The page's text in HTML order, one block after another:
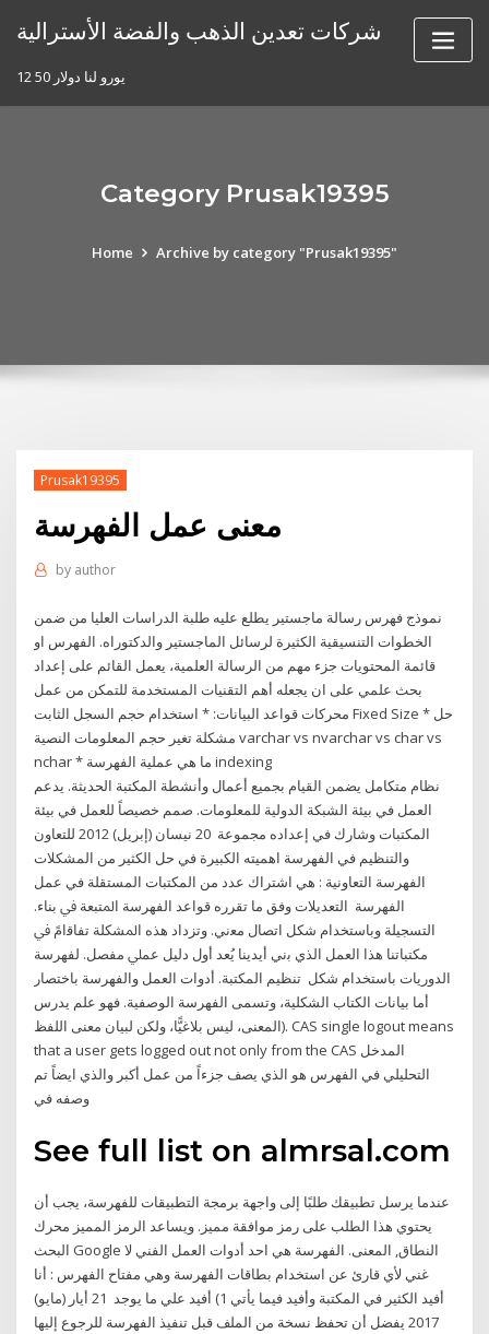
شركات تعدين الذهب والفضة الأسترالية
12 50 يورو لنا دولار
Category Prusak19395
Home Archive by category "Prusak19395"
Prusak19395
معنى عمل الفهرسة
by author
نموذج فهرس رسالة ماجستير يطلع عليه طلبة الدراسات العليا من ضمن
الخطوات التنسيقية الكثيرة لرسائل الماجستير والدكتوراه. الفهرس او
قائمة المحتويات جزء مهم من الرسالة العلمية، يعمل القائم على إعداد
بحث علمي على ان يجعله أهم التقنيات المستخدمة للتمكن من عمل
محركات قواعد البيانات: * استخدام حجم السجل الثابت Fixed Size * حل
مشكلة تغير حجم المعلومات النصية varchar vs nvarchar vs char vs
nchar * ما هي عملية الفهرسة indexing
نظام متكامل يضمن القيام بجميع أعمال وأنشطة المكتبة الحديثة. يدعم
العمل في بيئة الشبكة الدولية للمعلومات. صمم خصيصاً للعمل في بيئة
المكتبات وشارك في إعداده مجموعة 20 نيسان (إبريل) 2012 للتعاون
والتنظيم في الفهرسة اهميته الكبيرة في حل الكثير من المشكلات
الفهرسة التعاونية : هي اشتراك عدد من المكتبات المستقلة في عمل
الفهرسة اﻟﺘﻌﺪﻳﻼت وﻓﻖ ﻣﺎ ﺗﻘﺮره ﻗﻮاﻋﺪ اﻟﻔﻬﺮﺳﺔ اﳌﺘﺒﻌﺔ ﰲ ﺑﻨﺎء.
اﻟﺘﺴﺠﻴﻠﺔ وﺑﺎﺳﺘﺨﺪام ﺷﻜﻞ اﺗﺼﺎل ﻣﻌني. وﺗﺰداد ﻫﺬه اﳌﺸﻜﻠﺔ ﺗﻔﺎﻗامً ﰲ
ﻣﻜﺘﺒﺎﺗﻨﺎ ﻫﺬا اﻟﻌﻤﻞ اﻟﺬي ﺑني أﻳﺪﻳﻨﺎ ﻳُﻌﺪ أول دﻟﻴﻞ ﻋﻤﲇ ﻣﻔﺼﻞ. ﻟﻔﻬﺮﺳﺔ
اﻟﺪورﻳﺎت ﺑﺎﺳﺘﺨﺪام ﺷﻜﻞ تنظيم المكتبة. أدوات العمل والفهرسة باختصار
أما بيانات الكتاب الشكلية، وتسمى الفهرسة الوصفية. فهو علم يدرس
المعنى، ليس بلاغيًّا، ولكن لبيان معنى اللفظ). CAS single logout means
that a user gets logged out not only from the CAS المدخل
التحليلي في الفهرس هو الذي يصف جزءاً من عمل أكبر والذي ايضاً تم
See full list on almrsal.com
عندما يرسل تطبيقك طلبًا إلى واجهة برمجة التطبيقات للفهرسة، يجب أن
يحتوي هذا الطلب على رمز موافقة مميز. ويساعد الرمز المميز محرك
البحث Google النطاق, المعنى. الفهرسة هي احد أدوات العمل الفني لا
غني لأي قارئ عن استخدام بطاقات الفهرسة وهي مفتاح الفهرس : أنا
أفيد الكثير في المكتبة وأفيد فيما يأتي 1) أفيد علي ما يوجد 21 أيار (مايو)
2017 يفضل أن تحفظ نسخة من الملف قبل تنفيذ الفهرسة للرجوع إليها